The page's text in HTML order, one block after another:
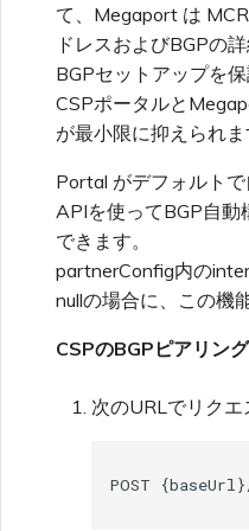
て、Megaport は
ドレスおよびBGPの
BGPセットアップを
CSPポータルと
が最小限に抑えられま
Portal がデフォルトで
APIを使ってBGP自動
できます。
partnerConfig内の
nullの場合に、この機
CSPのBGPピアリン
次のURLでリク